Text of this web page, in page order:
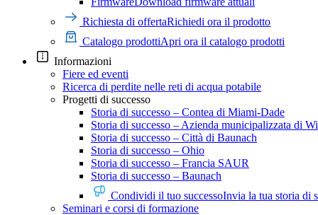
Richiesta di offertaRichiedi ora il prodotto
Catalogo prodottiApri ora il catalogo prodotti
Informazioni
Fiere ed eventi
Ricerca di perdite nelle reti di acqua potabile
Progetti di successo
Storia di successo – Contea di Miami-Dade
Storia di successo – Azienda municipalizzata di
Storia di successo – Città di Baunach
Storia di successo – Ohio
Storia di successo – Francia SAUR
Storia di successo – Baunach
Condividi il tuo successoInvia la tua storia di
Seminari e corsi di formazione